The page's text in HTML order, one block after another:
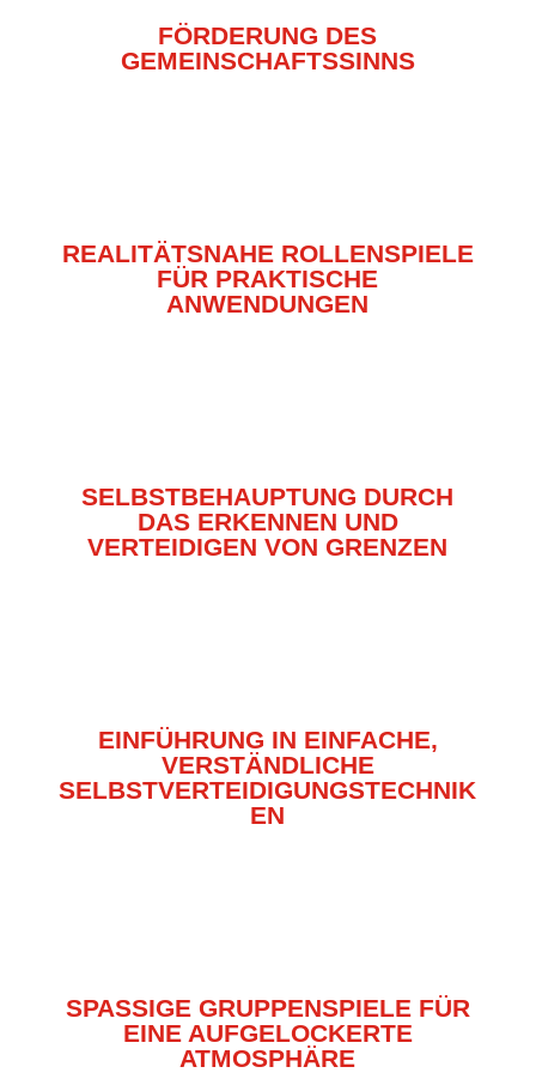
FÖRDERUNG DES
GEMEINSCHAFTSSINNS
REALITÄTSNAHE ROLLENSPIELE
FÜR PRAKTISCHE
ANWENDUNGEN
SELBSTBEHAUPTUNG DURCH
DAS ERKENNEN UND
VERTEIDIGEN VON GRENZEN
EINFÜHRUNG IN EINFACHE,
VERSTÄNDLICHE
SELBSTVERTEIDIGUNGSTECHNIK
EN
SPASSIGE GRUPPENSPIELE FÜR E
INE AUFGELOCKERTE A
TMOSPHÄRE